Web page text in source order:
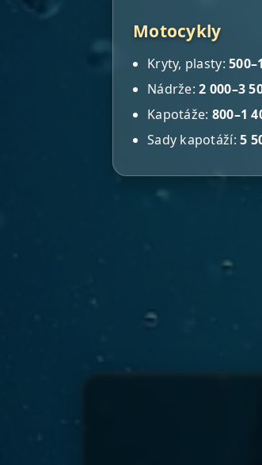
Motocykly
Kryty, plasty:
Nádrže:2 000–3
Kapotáže: 800–1
Sady kapotáží:5